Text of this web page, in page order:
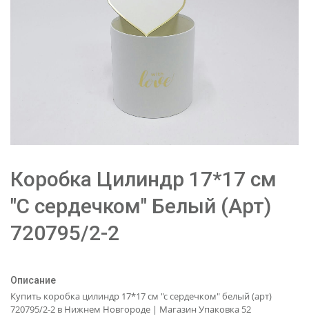
Коробка Цилиндр 17*17 см
"С сердечком" Белый (Арт)
720795/2-2
Описание
Купить коробка цилиндр 17*17 см "с сердечком" белый (арт)
720795/2-2 в Нижнем Новгороде | Магазин Упаковка 52